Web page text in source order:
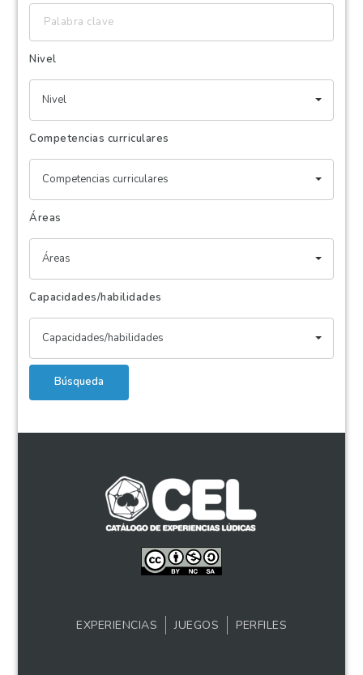
clave
Nivel
Nivel
Competencias curriculares
Competencias curriculares
Áreas
Áreas
Capacidades/habilidades
Capacidades/habilidades
Búsqueda
EXPERIENCIAS JUEGOS PERFILES